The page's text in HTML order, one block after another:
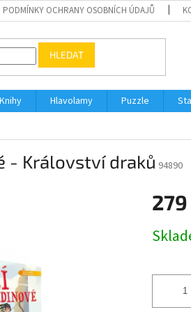
PODMÍNKY OCHRANY OSOBNÍCH ÚDAJŮ
HLEDAT
Knihy Hlavolamy Puzzle
- Království draků 94890
279
cena: